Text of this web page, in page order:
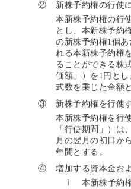
②
新株予約権の行使
本新株予約権の行
とし、本新株予約
の新株予約権1個
れる本新株予約権
ることができる株
価額」）を1円と
式数を乗じた金額
③
新株予約権を行使
本新株予約権を行
「行使期間」）は
月の翌月の初日か
年間とする。
④
増加する資本金お
ⅰ
本新株予約